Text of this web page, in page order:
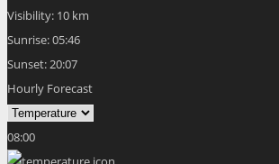
Visibility: 10 km
Sunrise:05:46
Sunset:20:07
Hourly Forecast
08:00